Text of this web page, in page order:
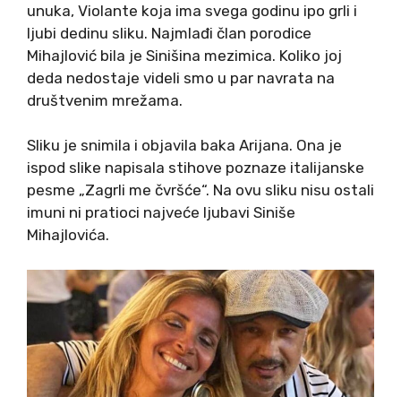
unuka, Violante koja ima svega godinu ipo grli i
ljubi dedinu sliku. Najmlađi član porodice
Mihajlović bila je Sinišina mezimica. Koliko joj
deda nedostaje videli smo u par navrata na
društvenim mrežama.
Sliku je snimila i objavila baka Arijana. Ona je
ispod slike napisala stihove poznaze italijanske
pesme „Zagrli me čvršće“. Na ovu sliku nisu ostali
imuni ni pratioci najveće ljubavi Siniše
Mihajlovića.